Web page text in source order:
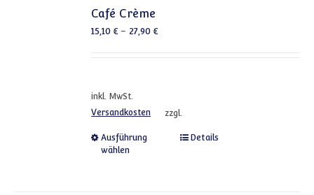
Café Crème
15,10€– 27,90€
inkl. MwSt.
zzgl.
Versandkosten
Ausführung
wählen
Dieses Produkt weist
Details